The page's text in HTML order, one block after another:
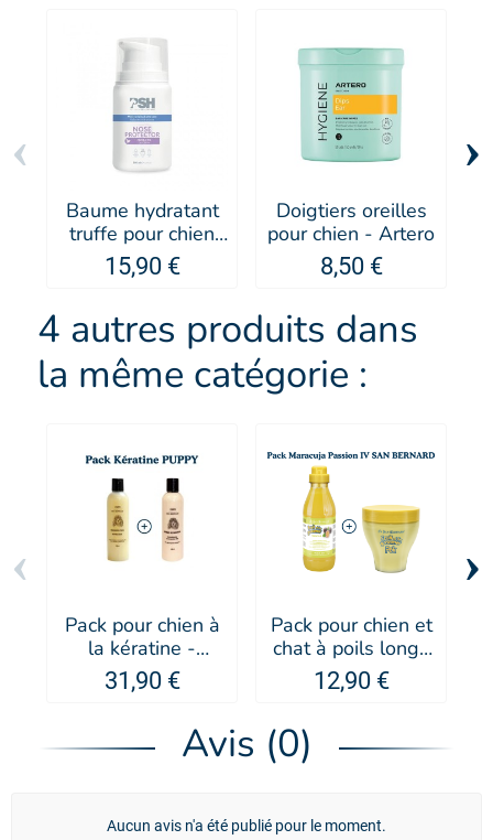
Baume hydratant
truffe pour chien
Nose Protector -
PSH
15,90 €
Doigtiers oreilles
pour chien - Artero
8,50 €
‹ ›
4 autres produits dans
la même catégorie :
Pack pour chien à
la kératine -
PUPPY
31,90 €
Pack pour chien et
chat à poils longs
maracuja passion
IV SAN BERNARD
12,90 €
‹ ›
Avis (0)
Aucun avis n'a été publié pour le moment.